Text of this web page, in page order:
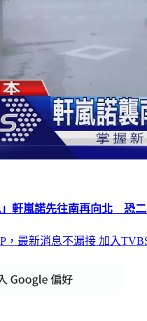
」軒嵐諾先往南再向北 恐
，最新消息不漏接 加入